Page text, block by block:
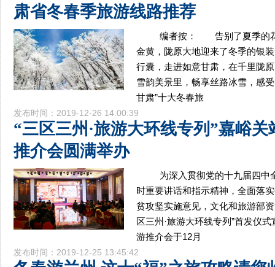
肃省冬春季旅游线路推荐
编者按： 告别了夏季的花
金黄，陇原大地迎来了冬季的
行囊，走进如意甘肃，在千里陇
雪韵美景里，畅享丝路冰雪，
甘肃”十大冬春旅
发布时间：2019-12-26 14:00:39
“三区三州·旅游大环线专列”嘉峪关
推介会圆满举办
为深入贯彻党的十九届四中
时重要讲话和指示精神，全面落
贫攻坚实施意见，文化和旅游部
区三州·旅游大环线专列”首发仪
游推介会于12月
发布时间：2019-12-25 13:45:42